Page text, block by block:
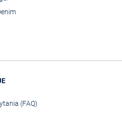
(FAQ)